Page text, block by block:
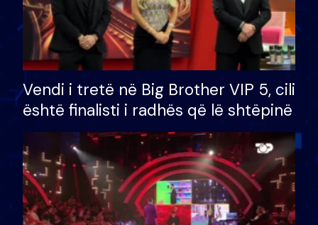
Vendi i tretë në Big Brother VIP 5, cili
është finalisti i radhës që lë shtëpinë